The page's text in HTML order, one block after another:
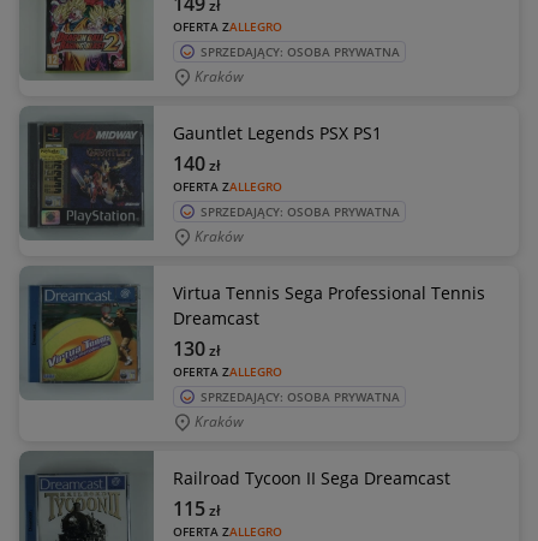
OFERTA ZALLEGRO
zł
SPRZEDAJĄCY: OSOBA PRYWATNA
Kraków
Gauntlet Legends PSX PS1
OFERTA ZALLEGRO
140zł
SPRZEDAJĄCY: OSOBA PRYWATNA
Kraków
Virtua Tennis Sega Professional Tennis
Dreamcast
OFERTA ZALLEGRO
130zł
SPRZEDAJĄCY: OSOBA PRYWATNA
Kraków
Railroad Tycoon II Sega Dreamcast
OFERTA ZALLEGRO
115zł